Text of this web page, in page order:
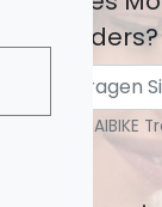
besonders?
Beispiel: